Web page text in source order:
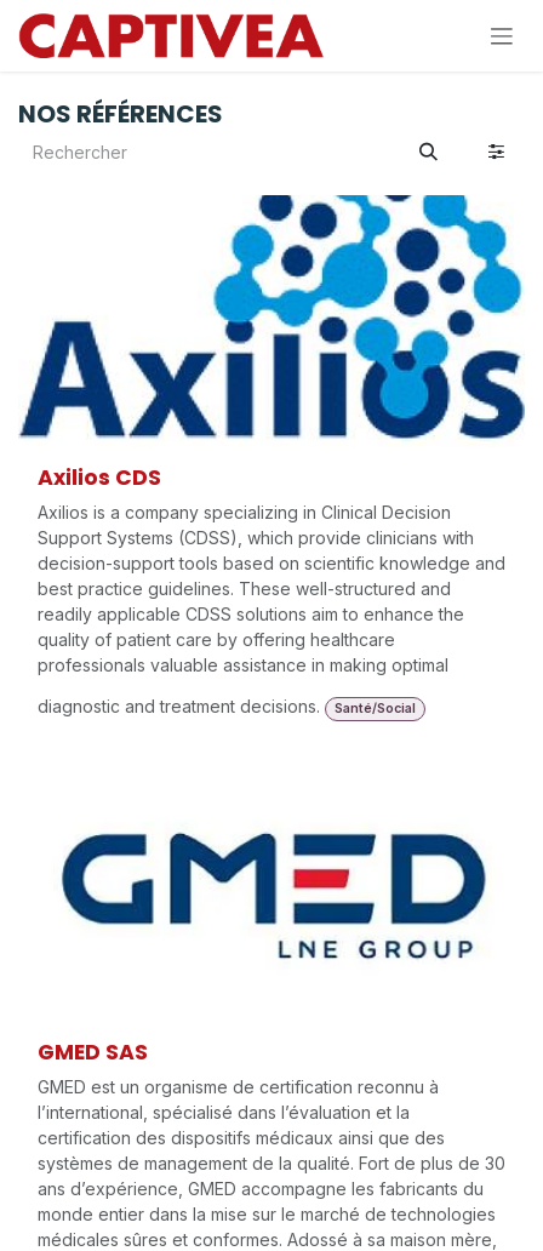
Se rendre au contenu
NOS RÉFÉRENCES
Axilios CDS
Axilios is a company specializing in Clinical Decision
Support Systems (CDSS), which provide clinicians with
decision-support tools based on scientific knowledge and
best practice guidelines. These well-structured and
readily applicable CDSS solutions aim to enhance the
quality of patient care by offering healthcare
professionals valuable assistance in making optimal
diagnostic and treatment decisions.
Santé/Social
GMED SAS
GMED est un organisme de certification reconnu à
l’international, spécialisé dans l’évaluation et la
certification des dispositifs médicaux ainsi que des
systèmes de management de la qualité. Fort de plus de 30
ans d’expérience, GMED accompagne les fabricants du
monde entier dans la mise sur le marché de technologies
médicales sûres et conformes. Adossé à sa maison mère,